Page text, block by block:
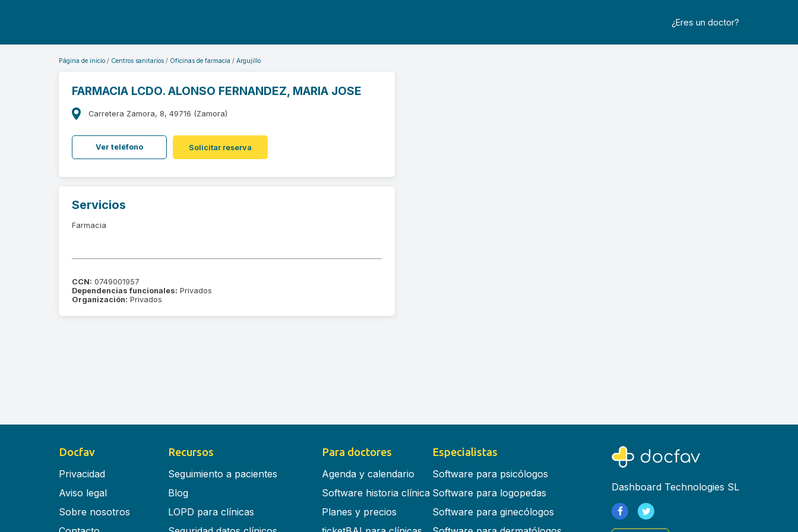
¿Eres un doctor?
Página de inicio Centros sanitarios Oficinas de farmacia Argujillo
FARMACIA LCDO. ALONSO FERNANDEZ, MARIA JOSE
Carretera Zamora, 8, 49716 (Zamora)
Ver teléfono Solicitar reserva
Servicios
Farmacia
CCN: 0749001957
Dependencias funcionales: Privados
Organización: Privados
Docfav
Privacidad
Aviso legal
Sobre nosotros
Recursos
Seguimiento a pacientes
Blog
LOPD para clínicas
Para doctores
Agenda y calendario
Software historia clínica
Planes y precios
Especialistas
Software para psicólogos
Software para logopedas
Software para ginecólogos
Dashboard Technologies SL